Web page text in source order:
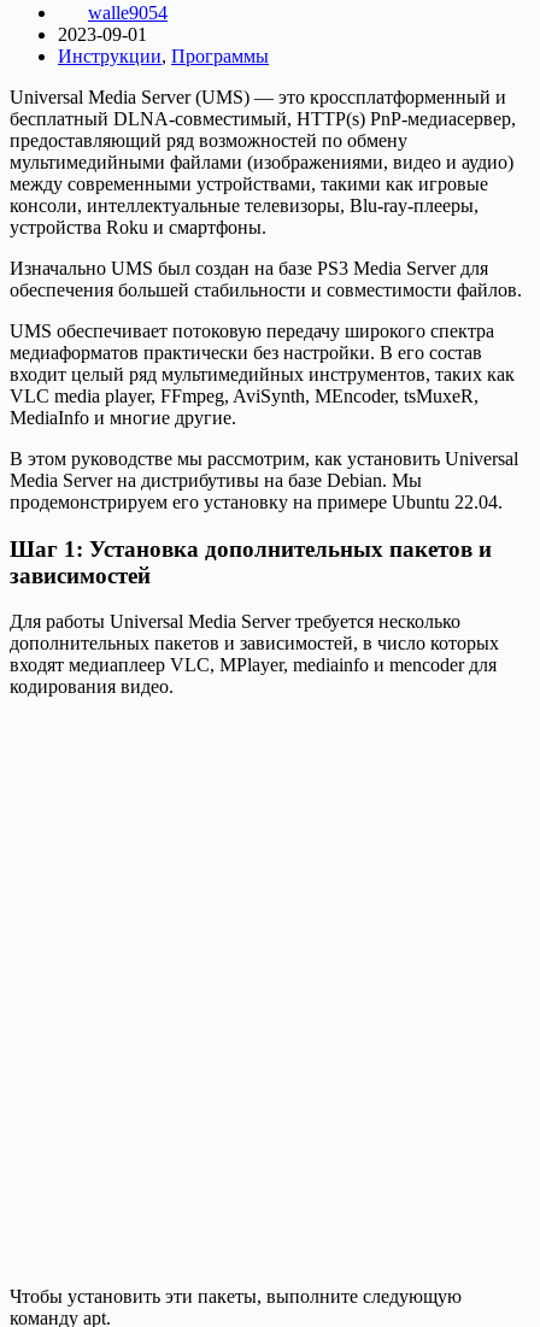
walle9054
2023-09-01
Инструкции, Программы
Universal Media Server (UMS) — это кроссплатформенный и
бесплатный DLNA-совместимый, HTTP(s) PnP-медиасервер,
предоставляющий ряд возможностей по обмену
мультимедийными файлами (изображениями, видео и аудио)
между современными устройствами, такими как игровые
консоли, интеллектуальные телевизоры, Blu-ray-плееры,
устройства Roku и смартфоны.
Изначально UMS был создан на базе PS3 Media Server для
обеспечения большей стабильности и совместимости файлов.
UMS обеспечивает потоковую передачу широкого спектра
медиаформатов практически без настройки. В его состав
входит целый ряд мультимедийных инструментов, таких как
VLC media player, FFmpeg, AviSynth, MEncoder, tsMuxeR,
MediaInfo и многие другие.
В этом руководстве мы рассмотрим, как установить Universal
Media Server на дистрибутивы на базе Debian. Мы
продемонстрируем его установку на примере Ubuntu 22.04.
Шаг 1: Установка дополнительных пакетов и
зависимостей
Для работы Universal Media Server требуется несколько
дополнительных пакетов и зависимостей, в число которых
входят медиаплеер VLC, MPlayer, mediainfo и mencoder для
кодирования видео.
Чтобы установить эти пакеты, выполните следующую
команду apt.